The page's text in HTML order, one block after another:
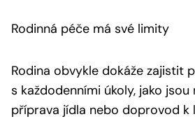
Rodinná péče má své limity
Rodina obvykle dokáže zajistit
s každodenními úkoly, jako jsou
příprava jídla nebo doprovod k